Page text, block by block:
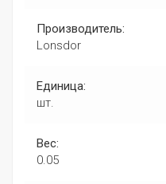
Производитель:
Lonsdor
Единица:
шт.
Вес:
0.05